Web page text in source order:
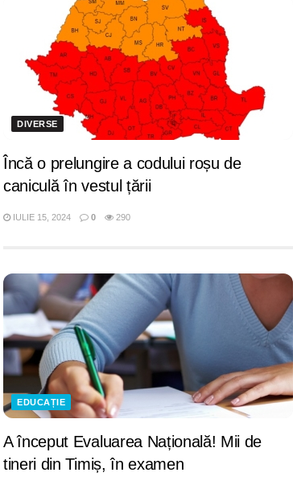
DIVERSE
Încă o prelungire a codului roșu de
caniculă în vestul țării
IULIE 15, 2024 0 290
EDUCAȚIE
A început Evaluarea Națională! Mii de
tineri din Timiș, în examen